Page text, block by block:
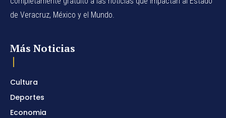
de Veracruz, México y el Mundo.
Más Noticias
Cultura
Deportes
Economia